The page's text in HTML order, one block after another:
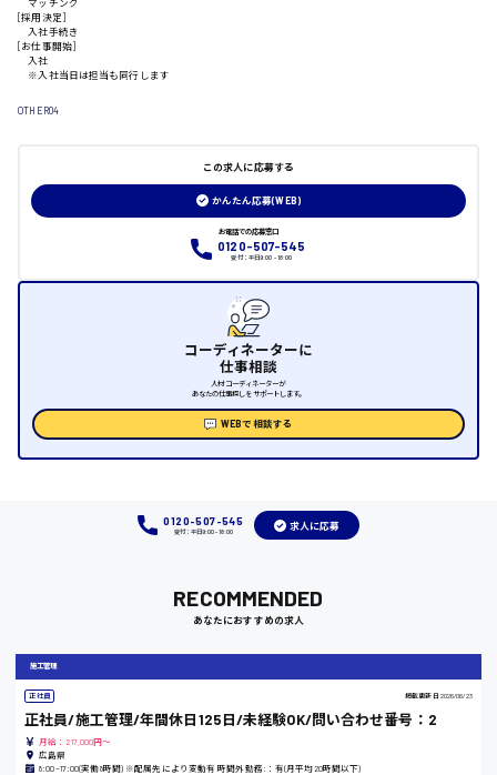
大阪府
日給制すべて
マッチング
[採用決定]
入社手続き
[お仕事開始]
入社
※入社当日は担当も同行します
OTHER04
この求人に応募する
かんたん応募(WEB)
お電話での応募窓口
0120-507-545
受付：平日9:00 - 18:00
コーディネーターに
仕事相談
人材コーディネーターが
あなたの仕事探しをサポートします。
WEBで相談する
0120-507-545
受付：平日9:00 - 18:00
求人に応募
RECOMMENDED
あなたにおすすめの求人
施工管理
正社員 掲載更新日 2026/06/23
正社員/施工管理/年間休日125日/未経験OK/問い合わせ番号：2
月給：217,000円～
広島県
8:00~17:00(実働8時間) ※配属先により変動有 時間外勤務:：有(月平均20時間以下)